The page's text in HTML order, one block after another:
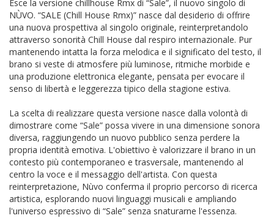
Esce la versione chillhouse Rmx di “Sale”, il nuovo singolo di
NÙVO. “SALE (Chill House Rmx)” nasce dal desiderio di offrire
una nuova prospettiva al singolo originale, reinterpretandolo
attraverso sonorità Chill House dal respiro internazionale. Pur
mantenendo intatta la forza melodica e il significato del testo, il
brano si veste di atmosfere più luminose, ritmiche morbide e
una produzione elettronica elegante, pensata per evocare il
senso di libertà e leggerezza tipico della stagione estiva.
La scelta di realizzare questa versione nasce dalla volontà di
dimostrare come “Sale” possa vivere in una dimensione sonora
diversa, raggiungendo un nuovo pubblico senza perdere la
propria identità emotiva. L'obiettivo è valorizzare il brano in un
contesto più contemporaneo e trasversale, mantenendo al
centro la voce e il messaggio dell'artista. Con questa
reinterpretazione, Nùvo conferma il proprio percorso di ricerca
artistica, esplorando nuovi linguaggi musicali e ampliando
l'universo espressivo di “Sale” senza snaturarne l'essenza.